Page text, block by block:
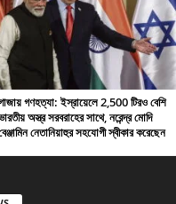
গণহত্যা: ইস্রায়েলে 2,500 টিরও বেশি
অস্ত্র সরবরাহের সাথে, নরেন্দ্র মোদি
নেতানিয়াহুর সহযোগী স্বীকার করেছেন